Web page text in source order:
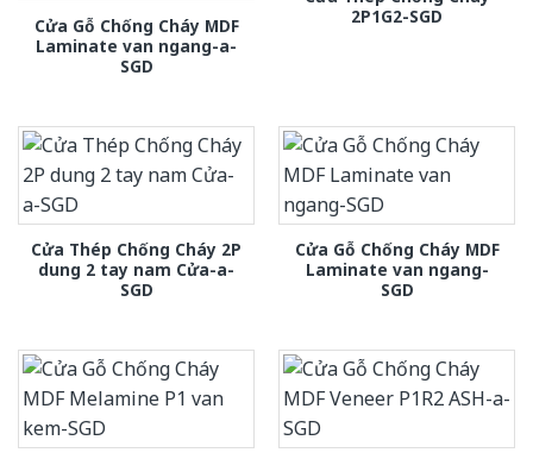
Cửa Gỗ Chống Cháy MDF
Laminate van ngang-a-
SGD
2P1G2-SGD
Cửa Thép Chống Cháy 2P
dung 2 tay nam Cửa-a-
SGD
Cửa Gỗ Chống Cháy MDF
Laminate van ngang-
SGD